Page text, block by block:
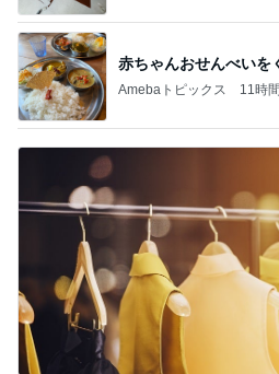
荷物が多い人向けのバッグインバッグ
Amebaトピックス 1日前
記事を読む